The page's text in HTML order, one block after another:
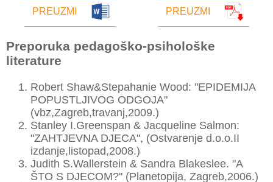
PREUZMI PREUZMI
Preporuka pedagoško-psihološke
literature
Robert Shaw&Stepahanie Wood: "EPIDEMIJA
POPUSTLJIVOG ODGOJA"
(vbz,Zagreb,travanj,2009.)
Stanley I.Greenspan & Jacqueline Salmon:
"ZAHTJEVNA DJECA", (Ostvarenje d.o.o.II
izdanje,listopad,2008.)
Judith S.Wallerstein & Sandra Blakeslee. "A
ŠTO S DJECOM?" (Planetopija, Zagreb,2006.)